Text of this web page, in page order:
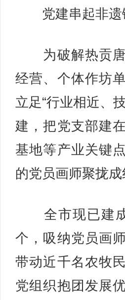
党建串起非遗
为破解热贡唐
经营、个体作坊
立足“行业相近、
建，把党支部建
基地等产业关键
的党员画师聚拢成
全市现已建成
个，吸纳党员画
带动近千名农牧
党组织抱团发展